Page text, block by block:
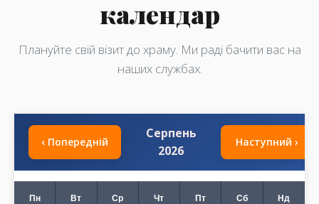
календар
Плануйте свій візит до храму. Ми раді бачити вас на
наших службах.
‹ Попередній
Серпень
2026
Наступний ›
Пн Вт Ср Чт Пт Сб Нд